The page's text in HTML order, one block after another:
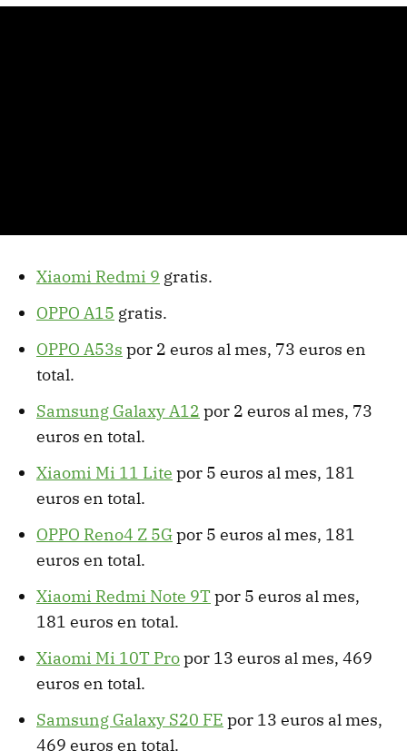
Xiaomi Redmi 9 gratis.
OPPO A15 gratis.
OPPO A53s por 2 euros al mes, 73 euros en
total.
Samsung Galaxy A12 por 2 euros al mes, 73
euros en total.
Xiaomi Mi 11 Lite por 5 euros al mes, 181
euros en total.
OPPO Reno4 Z 5Gpor 5 euros al mes, 181
euros en total.
Xiaomi Redmi Note 9T por 5 euros al mes,
181 euros en total.
Xiaomi Mi 10T Propor 13 euros al mes, 469
euros en total.
Samsung Galaxy S20 FE por 13 euros al mes,
469 euros en total.